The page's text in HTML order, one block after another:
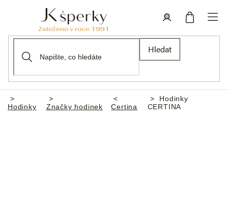
Hledat
Domů
Hodinky Značky hodinek Certina
Hodinky
CERTINA